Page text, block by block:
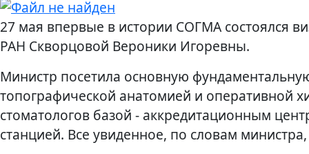
27 мая впервые в истории СОГМА состоялся
РАН Скворцовой Вероники Игоревны.
Министр посетила основную
топографической анатомией и оперативной
стоматологов базой - аккредитационным
станцией. Все увиденное, по словам